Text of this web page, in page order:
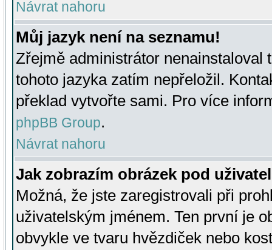
Návrat nahoru
Můj jazyk není na seznamu!
Zřejmě administrátor nenainstaloval
tohoto jazyka zatím nepřeložil.
překlad vytvořte sami. Pro více
phpBB Group.
Návrat nahoru
Jak zobrazím obrázek pod
Možná, že jste zaregistrovali při
uživatelským jménem. Ten první je
obvykle ve tvaru hvězdiček nebo